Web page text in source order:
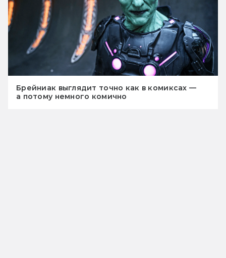
Брейниак выглядит точно как в комиксах —
а потому немного комично